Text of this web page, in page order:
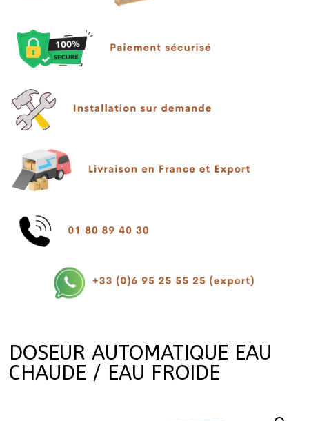
DOSEUR AUTOMATIQUE EAU
CHAUDE / EAU FROIDE